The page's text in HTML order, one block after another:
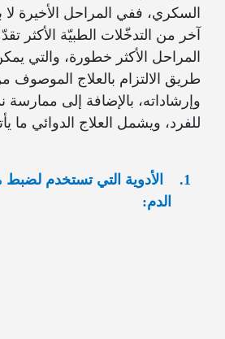
السكري، ففي المراحل الأخيرة لا
آخر من التدخّلات الطبيّة الأكثر
المراحل الأكثر خطورة، والتي
طريق الالتزام بالعلاج الموصوف
وإرشاداته، بالإضافة إلى
للفرد، ويشمل العلاج الدوائي ما
1.
الأدوية التي تستخدم
الدم: